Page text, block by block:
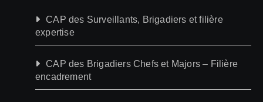
CAP des Surveillants, Brigadiers et filière
expertise
CAP des Brigadiers Chefs et Majors – Filière
encadrement